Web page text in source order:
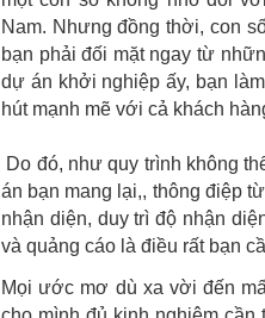
Nam. Nhưng đồng thời, con
bạn phải đối mặt ngay từ
dự án khởi nghiệp ấy, bạn
hút mạnh mẽ với cả khách
Do đó, như quy trình không
án bạn mang lại,, thông điệp
nhận diện, duy trì độ nhận
và quảng cáo là điều rất bạn
Mọi ước mơ dù xa vời đến